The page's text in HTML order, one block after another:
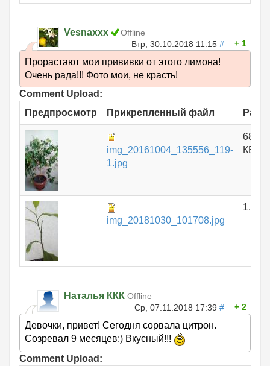
Vesnaxxx
Offline
Втр, 30.10.2018 11:15 # 1
Прорастают мои прививки от этого лимона!
Очень рада!!! Фото мои, не красть!
Comment Upload:
Предпросмотр
Прикрепленный файл
img_20161004_135556_119-
1.jpg
КБ
img_20181030_101708.jpg
1.51
Наталья ККК Offline
Ср, 07.11.2018 17:39 # 2
Девочки, привет! Сегодня сорвала цитрон.
Созревал 9 месяцев:) Вкусный!!!
Comment Upload: